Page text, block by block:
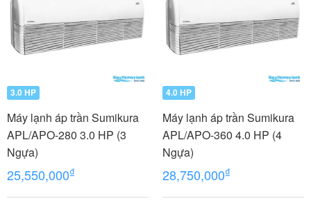
3.0 HP
Máy lạnh áp trần Sumikura
APL/APO-280 3.0 HP (3
Ngựa)
25,550,000₫
4.0 HP
Máy lạnh áp trần Sumikura
APL/APO-360 4.0 HP (4
Ngựa)
28,750,000₫